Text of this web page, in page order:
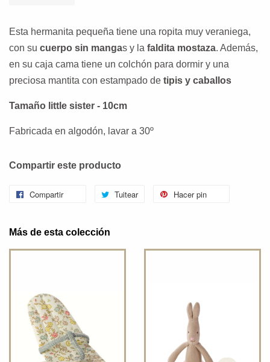
Esta hermanita pequeña tiene una ropita muy veraniega,
con su cuerpo sin mangas y la faldita mostaza. Además,
en su caja cama tiene un colchón para dormir y una
preciosa mantita con estampado de tipis y caballos
Tamaño little sister - 10cm
Fabricada en algodón, lavar a 30º
Compartir este producto
Compartir Tuitear Hacer pin
Más de esta colección